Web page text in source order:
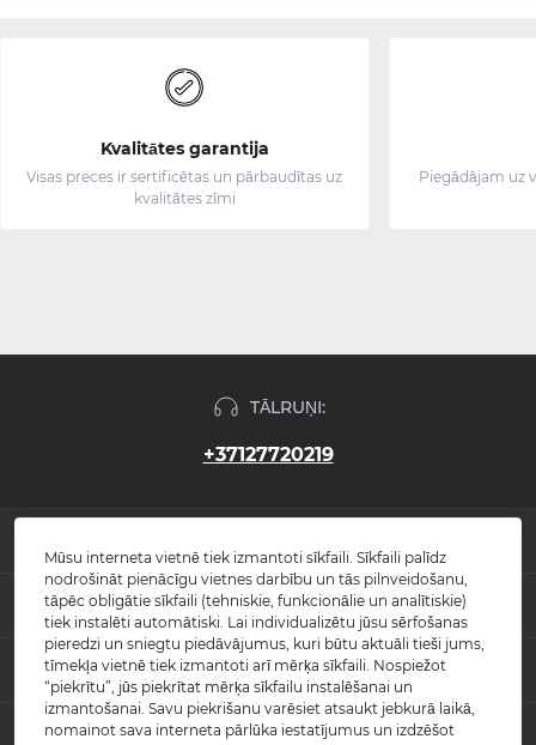
Kvalitātes garantija
Visas preces ir sertificētas un pārbaudītas uz
kvalitātes zīmi
Piegādājam uz
TĀLRUŅI:
+37127720219
Jaunumi
Atsauksmes
Kontakti
Vietnes karte
Ražotāji
Īpašais piedāvājums
POPULĀRS
Izlietnes
Vannas
Maisītāji
Tualetes podi
KONTAKTI UN ADRESE
info@burlington.eu
MESENDŽERI
Mūsu interneta vietnē tiek izmantoti sīkfaili. Sīkfaili palīdz
nodrošināt pienācīgu vietnes darbību un tās pilnveidošanu,
tāpēc obligātie sīkfaili (tehniskie, funkcionālie un analītiskie)
tiek instalēti automātiski. Lai individualizētu jūsu sērfošanas
pieredzi un sniegtu piedāvājumus, kuri būtu aktuāli tieši jums,
tīmekļa vietnē tiek izmantoti arī mērķa sīkfaili. Nospiežot
“piekrītu”, jūs piekrītat mērķa sīkfailu instalēšanai un
izmantošanai. Savu piekrišanu varēsiet atsaukt jebkurā laikā,
nomainot sava interneta pārlūka iestatījumus un izdzēšot